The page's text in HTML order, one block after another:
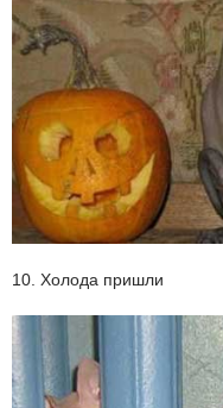
10. Холода пришли